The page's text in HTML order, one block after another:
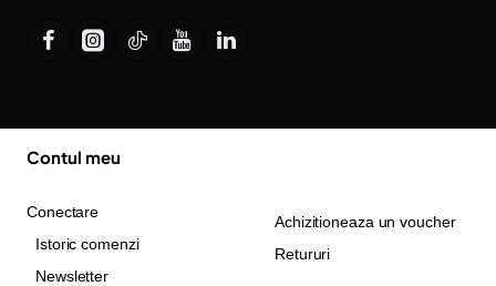
Contul meu
Conectare
Istoric comenzi
Newsletter
Achizitioneaza un voucher
Retururi